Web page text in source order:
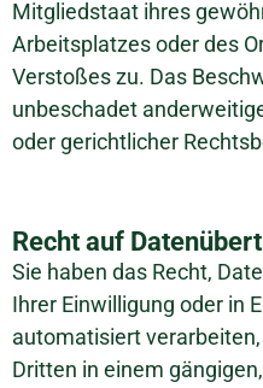
Mitgliedstaat ihres
Arbeitsplatzes oder des
Verstoßes zu. Das
unbeschadet
oder gerichtlicher
Recht auf
Sie haben das Recht,
Ihrer Einwilligung oder in
automatisiert
Dritten in einem